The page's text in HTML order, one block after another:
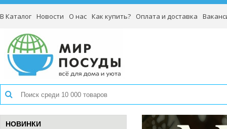
В Каталог Новости О нас Как купить? Оплата и доставка
НОВИНКИ